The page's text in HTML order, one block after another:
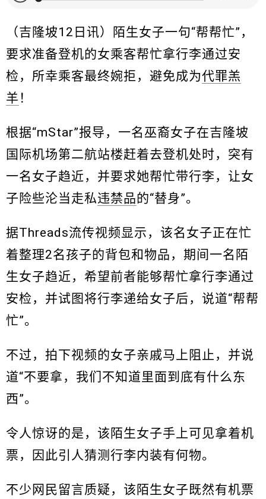
（吉隆坡12日讯）陌生女子一句“帮帮忙”，
要求准备登机的女乘客帮忙拿行李通过安
检，所幸乘客最终婉拒，避免成为代罪羔
羊 ！
根据“mStar”报导，一名巫裔女子在吉隆坡
国际机场第二航站楼赶着去登机处时，突有
一名女子趋近，并要求她帮忙带行李，让女
子险些沦当走私违禁品的“替身”。
据Threads流传视频显示，该名女子正在忙
着整理2名孩子的背包和物品，期间一名陌
生女子趋近，希望前者能够帮忙拿行李通过
安检，并试图将行李递给女子后，说道“帮帮
忙”。
不过，拍下视频的女子亲戚马上阻止，并说
道“不要拿，我们不知道里面到底有什么东
西”。
令人惊讶的是，该陌生女子手上可见拿着机
票，因此引人猜测行李内装有何物。
不少网民留言质疑，该陌生女子既然有机票